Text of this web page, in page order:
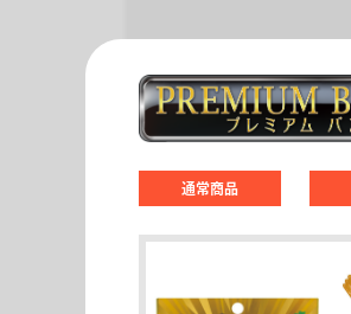
通常商品